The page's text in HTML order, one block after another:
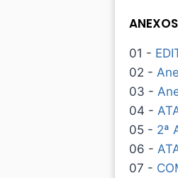
01 -
02 -
03 -
04 -
05 - 2ª
06 -
07 -